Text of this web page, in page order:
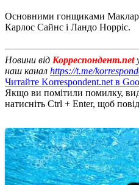
Основними гонщиками
Карлос Сайнс і Ландо Норріс.
Новини від Корреспондент.net
наш канал https://t.me/
Читайте Korrespondent.net в
Якщо ви помітили помилку,
натисніть Ctrl + Enter, щоб